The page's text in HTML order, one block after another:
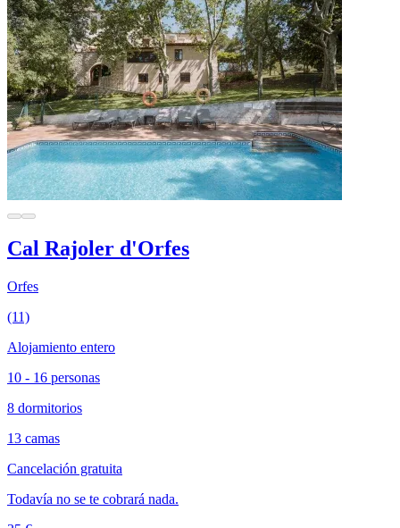
Cal Rajoler d'Orfes
Orfes
(11)
Alojamiento entero
10 - 16 personas
8 dormitorios
13 camas
Cancelación gratuita
Todavía no se te cobrará nada.